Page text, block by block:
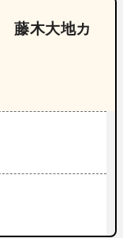
藤木大地カ